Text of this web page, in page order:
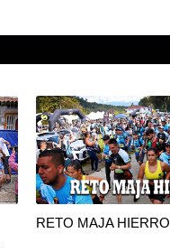
RETO MAJA HIERRO